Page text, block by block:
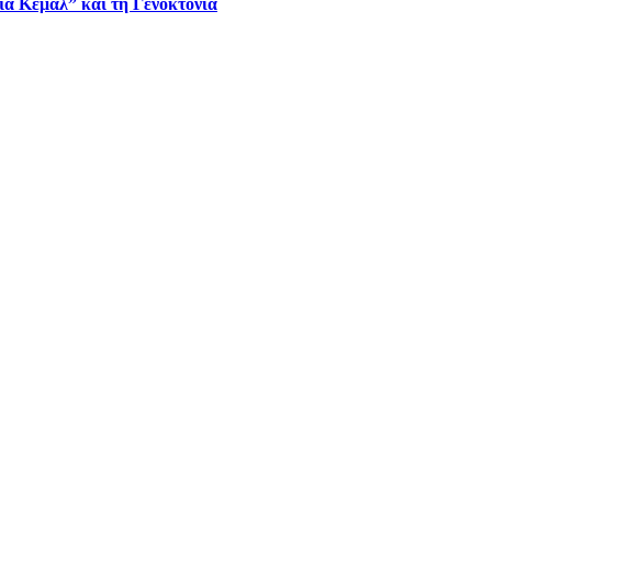
Κεμάλ” και τη Γενοκτονία